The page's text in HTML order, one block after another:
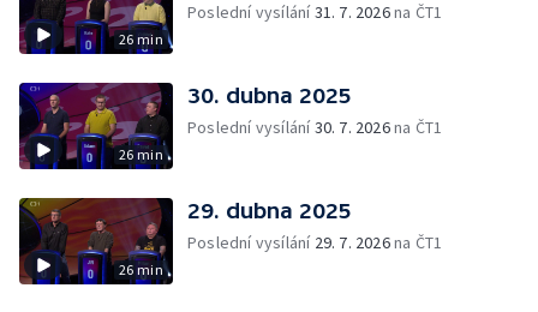
26 min
Poslední vysílání31. 7. 2026na ČT1
26 min
30. dubna 2025
Poslední vysílání30. 7. 2026na ČT1
26 min
29. dubna 2025
Poslední vysílání 29. 7. 2026na ČT1